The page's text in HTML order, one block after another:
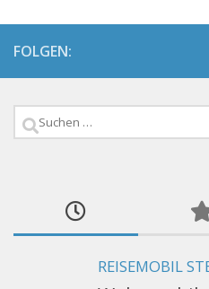
FOLGEN:
Suchen
REISEMOBIL